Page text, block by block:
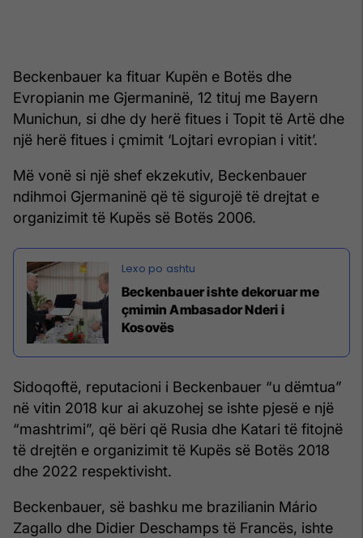
Beckenbauer ka fituar Kupën e Botës dhe
Evropianin me Gjermaninë, 12 tituj me Bayern
Munichun, si dhe dy herë fitues i Topit të Artë dhe
një herë fitues i çmimit ‘Lojtari evropian i vitit’.
Më vonë si një shef ekzekutiv, Beckenbauer
ndihmoi Gjermaninë që të sigurojë të drejtat e
organizimit të Kupës së Botës 2006.
Beckenbauer ishte dekoruar me
çmimin Ambasador Nderi i
Kosovës
Sidoqoftë, reputacioni i Beckenbauer “u dëmtua”
në vitin 2018 kur ai akuzohej se ishte pjesë e një
“mashtrimi”, që bëri që Rusia dhe Katari të fitojnë
të drejtën e organizimit të Kupës së Botës 2018
dhe 2022 respektivisht.
Beckenbauer, së bashku me brazilianin Mário
Zagallo dhe Didier Deschamps të Francës, ishte